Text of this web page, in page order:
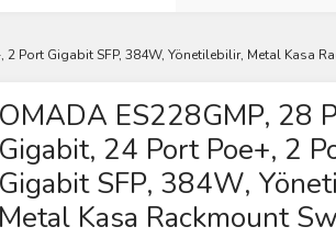
2 Port Gigabit SFP, 384W, Yönetilebilir, Metal Kasa
OMADA ES228GMP, 28
Gigabit, 24 Port Poe+, 2
Gigabit SFP, 384W,
Metal Kasa Rackmount